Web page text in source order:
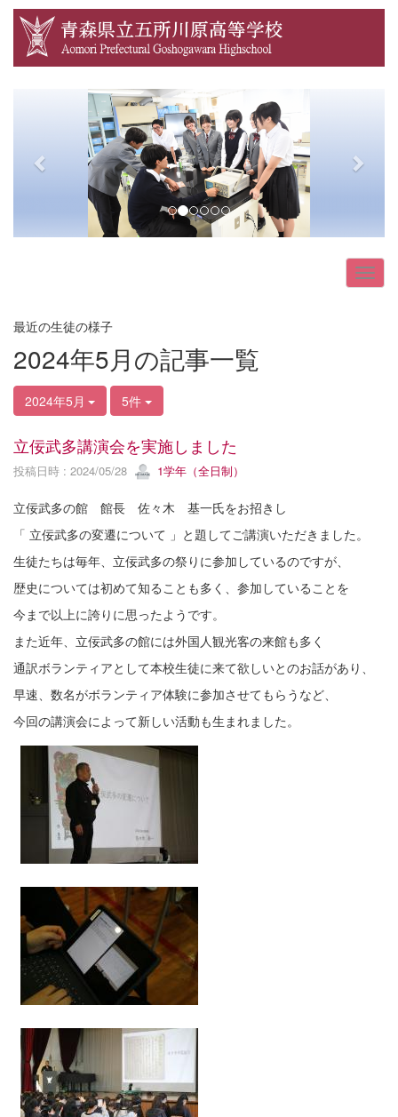
e
v
x
t
最近の生徒の様子
2024年5月の記事一覧
2024年5月 5件
立佞武多講演会を実施しました
投稿日時 : 2024/05/28 1学年（全日制）
立佞武多の館 館長 佐々木 基一氏をお招きし
「 立佞武多の変遷について 」と題してご講演いただきました。
生徒たちは毎年、立佞武多の祭りに参加しているのですが、
歴史については初めて知ることも多く、参加していることを
今まで以上に誇りに思ったようです。
また近年、立佞武多の館には外国人観光客の来館も多く
通訳ボランティアとして本校生徒に来て欲しいとのお話があり、
早速、数名がボランティア体験に参加させてもらうなど、
今回の講演会によって新しい活動も生まれました。